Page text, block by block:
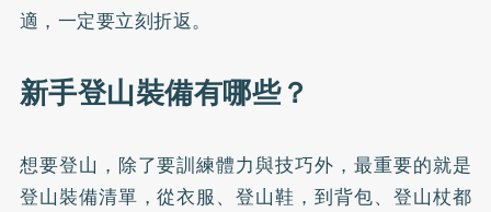
適，一定要立刻折返。
新手登山裝備有哪些？
想要登山，除了要訓練體力與技巧外，最重要的就是
登山裝備清單，從衣服、登山鞋，到背包、登山杖都